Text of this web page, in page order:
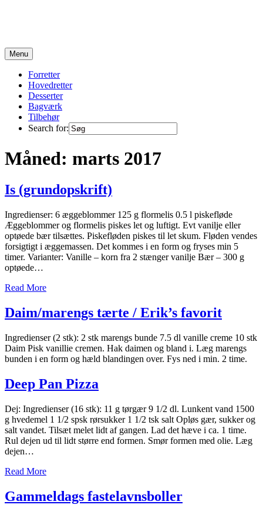
Menu
Forretter
Hovedretter
Desserter
Bagværk
Tilbehør
Search for:
Måned: marts 2017
Is (grundopskrift)
Ingredienser: 6 æggeblommer 125 g flormelis 0.5 l piskefløde
Æggeblommer og flormelis piskes let og luftigt. Evt vanilje eller
optøede bær tilsættes. Piskefløden piskes til let skum. Fløden vendes
forsigtigt i æggemassen. Det kommes i en form og fryses min 5
timer. Varianter: Vanille – korn fra 2 stænger vanilje Bær – 300 g
optøede…
Read More
Daim/marengs tærte / Erik’s favorit
Ingredienser (2 stk): 2 stk marengs bunde 7.5 dl vanille creme 10 stk
Daim Pisk vanillie cremen. Hak daimen og bland i. Læg marengs
bunden i en form og hæld blandingen over. Fys ned i min. 2 time.
Deep Pan Pizza
Dej: Ingredienser (16 stk): 11 g tørgær 9 1/2 dl. Lunkent vand 1500
g hvedemel 1 1/2 spsk rørsukker 1 1/2 tsk salt Opløs gær, sukker og
salt vandet. Tilsæt melet lidt af gangen. Lad det hæve i ca. 1 time.
Rul dejen ud til lidt større end formen. Smør formen med olie. Læg
dejen…
Read More
Gammeldags fastelavnsboller